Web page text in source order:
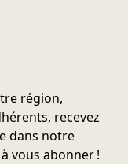
région,
recevez
dans notre
vous abonner !